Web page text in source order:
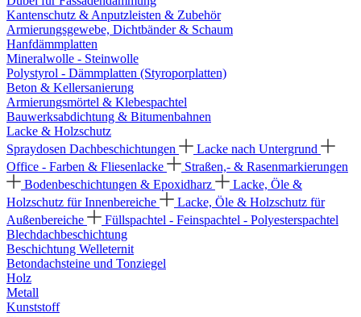
Kantenschutz & Anputzleisten & Zubehör
Armierungsgewebe, Dichtbänder & Schaum
Hanfdämmplatten
Mineralwolle - Steinwolle
Polystyrol - Dämmplatten (Styroporplatten)
Beton & Kellersanierung
Armierungsmörtel & Klebespachtel
Bauwerksabdichtung & Bitumenbahnen
Lacke & Holzschutz
Spraydosen Dachbeschichtungen
Lacke nach Untergrund
Office - Farben & Fliesenlacke
Straßen,- & Rasenmarkierungen
Bodenbeschichtungen & Epoxidharz
Lacke, Öle &
Holzschutz für Innenbereiche
Lacke, Öle & Holzschutz für
Außenbereiche
Füllspachtel - Feinspachtel - Polyesterspachtel
Blechdachbeschichtung
Beschichtung Welleternit
Betondachsteine und Tonziegel
Holz
Metall
Kunststoff